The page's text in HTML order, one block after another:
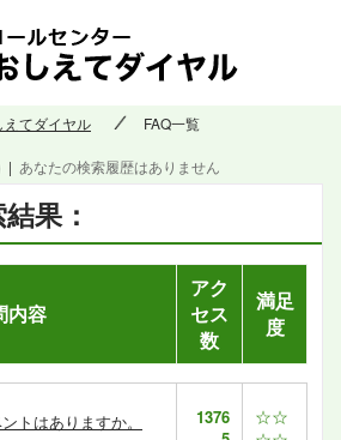
えてダイヤル FAQ一覧
果：
| あなたの検索履歴はありません
内容
アク
セス
数
満足
度
トはありますか。
1376
☆☆